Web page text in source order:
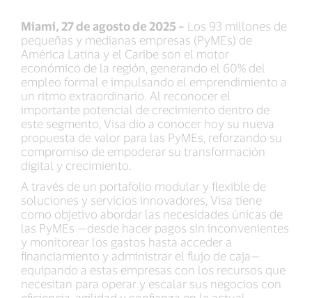
Miami, 27 de agosto de 2025 – Los 93 millones de
pequeñas y medianas empresas (PyMEs) de
América Latina y el Caribe son el motor
económico de la región, generando el 60% del
empleo formal e impulsando el emprendimiento a
un ritmo extraordinario. Al reconocer el
importante potencial de crecimiento dentro de
este segmento, Visa dio a conocer hoy su nueva
propuesta de valor para las PyMEs, reforzando su
compromiso de empoderar su transformación
digital y crecimiento.
A través de un portafolio modular y flexible de
soluciones y servicios innovadores, Visa tiene
como objetivo abordar las necesidades únicas de
las PyMEs —desde hacer pagos sin inconvenientes
y monitorear los gastos hasta acceder a
financiamiento y administrar el flujo de caja—
equipando a estas empresas con los recursos que
necesitan para operar y escalar sus negocios con